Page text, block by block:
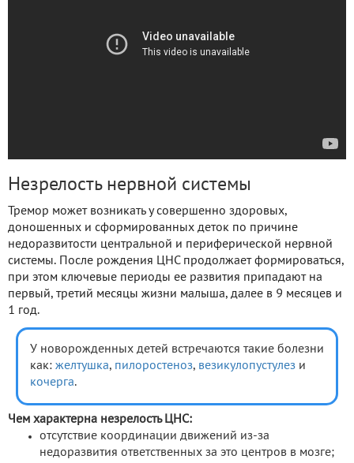
Незрелость нервной системы
Тремор может возникать у совершенно здоровых,
доношенных и сформированных деток по причине
недоразвитости центральной и периферической нервной
системы. После рождения ЦНС продолжает формироваться,
при этом ключевые периоды ее развития припадают на
первый, третий месяцы жизни малыша, далее в 9 месяцев и
1 год.
У новорожденных детей встречаются такие болезни
как: желтушка, пилоростеноз, везикулопустулез и
кочерга.
Чем характерна незрелость ЦНС:
отсутствие координации движений из-за
недоразвития ответственных за это центров в мозге;